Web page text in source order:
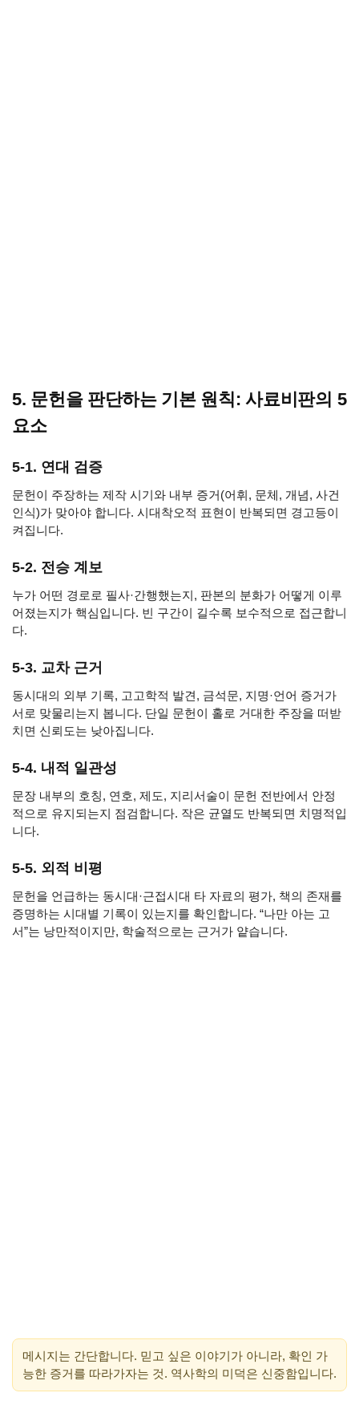
5. 문헌을 판단하는 기본 원칙: 사료비판의 5
요소
5-1. 연대 검증
문헌이 주장하는 제작 시기와 내부 증거(어휘, 문체, 개념, 사건
인식)가 맞아야 합니다. 시대착오적 표현이 반복되면 경고등이
켜집니다.
5-2. 전승 계보
누가 어떤 경로로 필사·간행했는지, 판본의 분화가 어떻게 이루
어졌는지가 핵심입니다. 빈 구간이 길수록 보수적으로 접근합니
다.
5-3. 교차 근거
동시대의 외부 기록, 고고학적 발견, 금석문, 지명·언어 증거가
서로 맞물리는지 봅니다. 단일 문헌이 홀로 거대한 주장을 떠받
치면 신뢰도는 낮아집니다.
5-4. 내적 일관성
문장 내부의 호칭, 연호, 제도, 지리서술이 문헌 전반에서 안정
적으로 유지되는지 점검합니다. 작은 균열도 반복되면 치명적입
니다.
5-5. 외적 비평
문헌을 언급하는 동시대·근접시대 타 자료의 평가, 책의 존재를
증명하는 시대별 기록이 있는지를 확인합니다. “나만 아는 고
서”는 낭만적이지만, 학술적으로는 근거가 얕습니다.
메시지는 간단합니다. 믿고 싶은 이야기가 아니라, 확인 가
능한 증거를 따라가자는 것. 역사학의 미덕은 신중함입니다.